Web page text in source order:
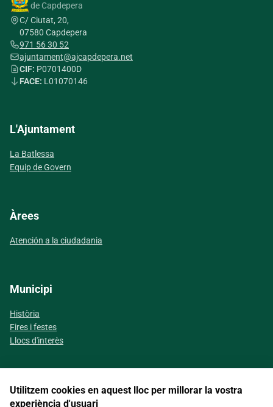
de Capdepera
C/ Ciutat, 20,
07580 Capdepera
971 56 30 52
ajuntament@ajcapdepera.net
CIF: P0701400D
FACE: L01070146
L'Ajuntament
La Batlessa
Equip de Govern
Àrees
Atención a la ciudadania
Municipi
Història
Fires i festes
Llocs d'interès
Segueix-nos a les xarxes socials
Utilitzem cookies en aquest lloc per millorar la vostra
experiència d'usuari